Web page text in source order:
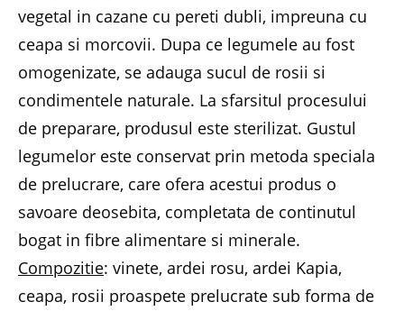
vegetal in cazane cu pereti dubli, impreuna cu
ceapa si morcovii. Dupa ce legumele au fost
omogenizate, se adauga sucul de rosii si
condimentele naturale. La sfarsitul procesului
de preparare, produsul este sterilizat. Gustul
legumelor este conservat prin metoda speciala
de prelucrare, care ofera acestui produs o
savoare deosebita, completata de continutul
bogat in fibre alimentare si minerale.
Compozitie: vinete, ardei rosu, ardei Kapia,
ceapa, rosii proaspete prelucrate sub forma de